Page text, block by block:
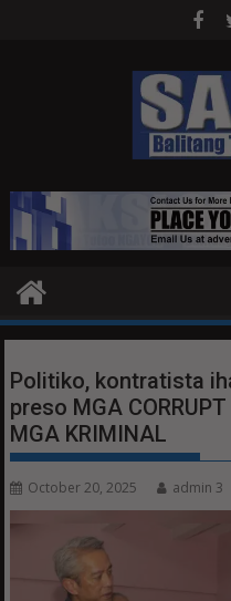
Politiko, kontratista
preso MGA
MGA KRIMINAL
October 20, 2025 admin 3